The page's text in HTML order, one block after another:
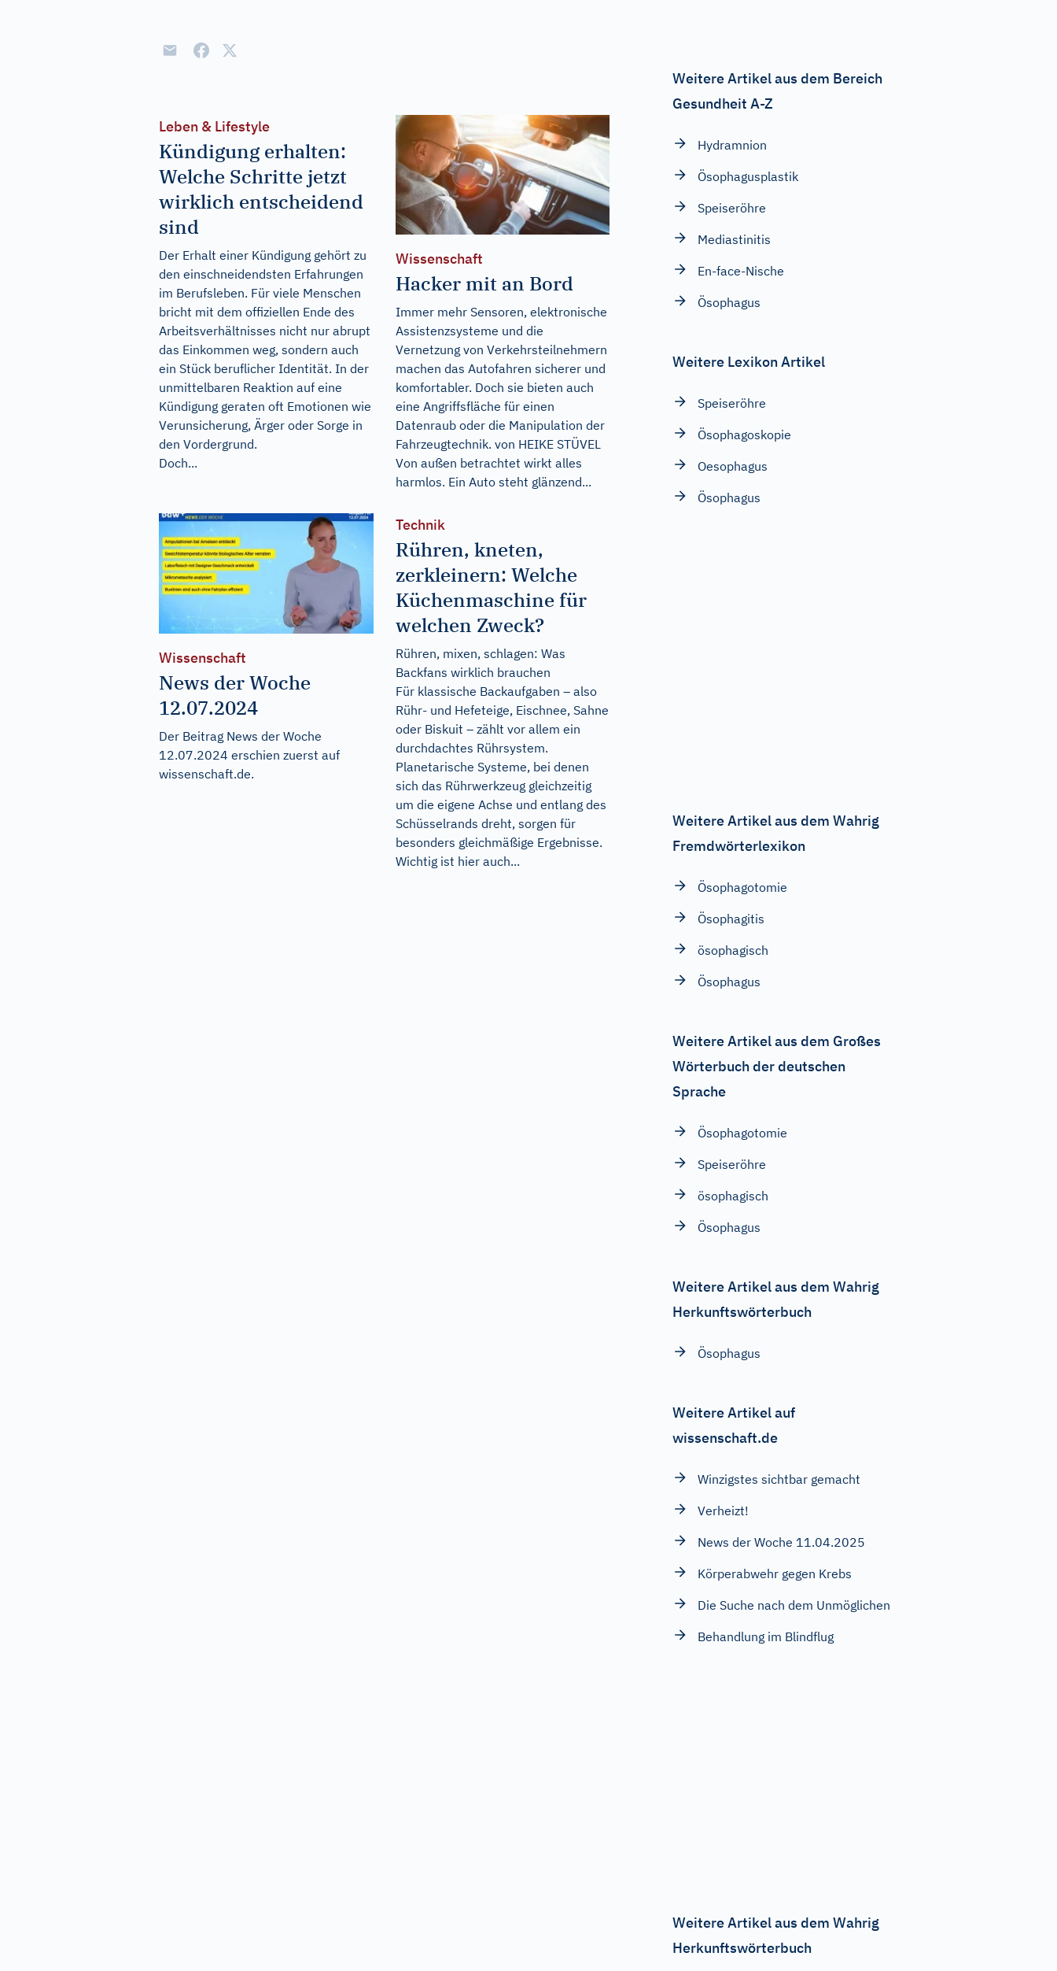
Leben & Lifestyle
Kündigung erhalten:
Welche Schritte jetzt
wirklich entscheidend
sind
Der Erhalt einer Kündigung gehört zu
den einschneidendsten Erfahrungen
im Berufsleben. Für viele Menschen
bricht mit dem offiziellen Ende des
Arbeitsverhältnisses nicht nur abrupt
das Einkommen weg, sondern auch
ein Stück beruflicher Identität. In der
unmittelbaren Reaktion auf eine
Kündigung geraten oft Emotionen wie
Verunsicherung, Ärger oder Sorge in
den Vordergrund.
Doch...
Wissenschaft
Hacker mit an Bord
Immer mehr Sensoren, elektronische
Assistenzsysteme und die
Vernetzung von Verkehrsteilnehmern
machen das Autofahren sicherer und
komfortabler. Doch sie bieten auch
eine Angriffsfläche für einen
Datenraub oder die Manipulation der
Fahrzeugtechnik. von HEIKE STÜVEL
Von außen betrachtet wirkt alles
harmlos. Ein Auto steht glänzend...
Wissenschaft
News der Woche
12.07.2024
Der Beitrag News der Woche
12.07.2024 erschien zuerst auf
wissenschaft.de.
Technik
Rühren, kneten,
zerkleinern: Welche
Küchenmaschine für
welchen Zweck?
Rühren, mixen, schlagen: Was
Backfans wirklich brauchen
Für klassische Backaufgaben – also
Rühr- und Hefeteige, Eischnee, Sahne
oder Biskuit – zählt vor allem ein
durchdachtes Rührsystem.
Planetarische Systeme, bei denen
sich das Rührwerkzeug gleichzeitig
um die eigene Achse und entlang des
Schüsselrands dreht, sorgen für
besonders gleichmäßige Ergebnisse.
Wichtig ist hier auch...
Weitere Artikel aus dem Bereich
Gesundheit A-Z
Hydramnion
Ösophagusplastik
Speiseröhre
Mediastinitis
En-face-Nische
Ösophagus
Weitere Lexikon Artikel
Speiseröhre
Ösophagoskopie
Oesophagus
Ösophagus
Weitere Artikel aus dem Wahrig
Fremdwörterlexikon
Ösophagotomie
Ösophagitis
ösophagisch
Ösophagus
Weitere Artikel aus dem Großes
Wörterbuch der deutschen
Sprache
Ösophagotomie
Speiseröhre
ösophagisch
Ösophagus
Weitere Artikel aus dem Wahrig
Herkunftswörterbuch
Ösophagus
Weitere Artikel auf
wissenschaft.de
Winzigstes sichtbar gemacht
Verheizt!
News der Woche 11.04.2025
Körperabwehr gegen Krebs
Die Suche nach dem Unmöglichen
Behandlung im Blindflug
Weitere Artikel aus dem Wahrig
Herkunftswörterbuch